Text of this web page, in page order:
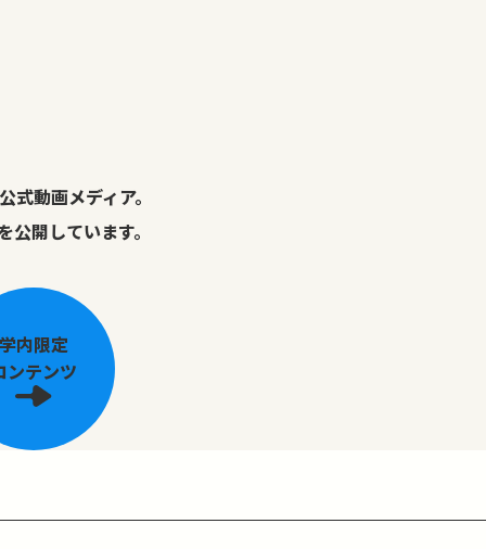
式動画メディア。
開しています。
学内限定
ンテンツ